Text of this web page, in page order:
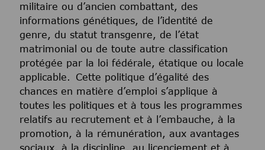
militaire ou d’ancien combattant, des
informations génétiques, de l’identité de
genre, du statut transgenre, de l’état
matrimonial ou de toute autre classification
protégée par la loi fédérale, étatique ou locale
applicable. Cette politique d’égalité des
chances en matière d’emploi s’applique à
toutes les politiques et à tous les programmes
relatifs au recrutement et à l’embauche, à la
promotion, à la rémunération, aux avantages
sociaux, à la discipline, au licenciement et à